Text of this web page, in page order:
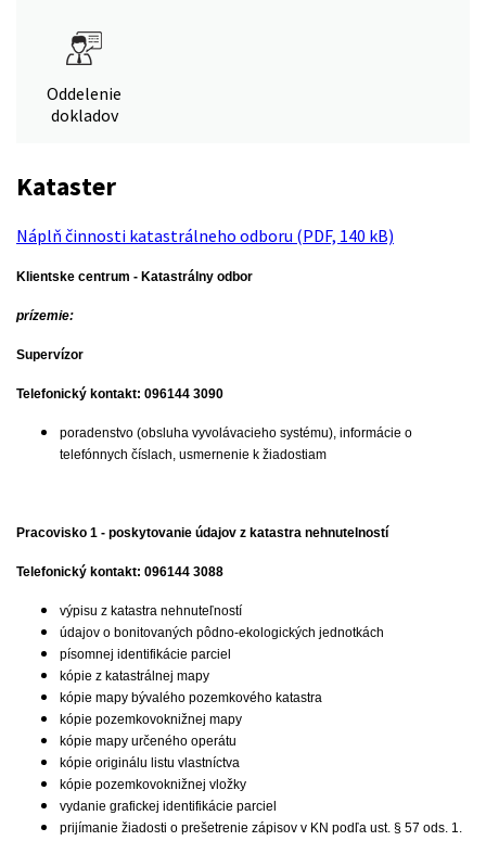
Oddelenie
dokladov
Kataster
Náplň činnosti katastrálneho odboru (PDF, 140 kB)
Klientske centrum - Katastrálny odbor
prízemie:
Supervízor
Telefonický kontakt: 096144 3090
poradenstvo (obsluha vyvolávacieho systému), informácie o
telefónnych číslach, usmernenie k žiadostiam
Pracovisko 1 - poskytovanie údajov z katastra nehnutelností
Telefonický kontakt: 096144 3088
výpisu z katastra nehnuteľností
údajov o bonitovaných pôdno-ekologických jednotkách
písomnej identifikácie parciel
kópie z katastrálnej mapy
kópie mapy bývalého pozemkového katastra
kópie pozemkovoknižnej mapy
kópie mapy určeného operátu
kópie originálu listu vlastníctva
kópie pozemkovoknižnej vložky
vydanie grafickej identifikácie parciel
prijímanie žiadosti o prešetrenie zápisov v KN podľa ust. § 57 ods. 1.